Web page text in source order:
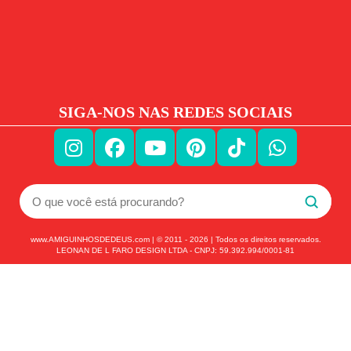
SIGA-NOS NAS REDES SOCIAIS
www.AMIGUINHOSDEDEUS.com | © 2011 - 2026 | Todos os direitos reservados.
LEONAN DE L FARO DESIGN LTDA - CNPJ: 59.392.994/0001-81